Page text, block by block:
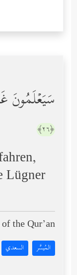
سَیَعۡلَمُونَ
﴿٢٦﴾
Lügner
the Qur’an:
المُيسَّر السعدي